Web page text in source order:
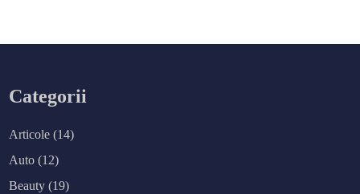
Categorii
Articole (14)
Auto (12)
Beauty (19)